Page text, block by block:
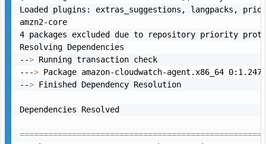
Loaded plugins: extras_suggestions, langpacks,
amzn2-
4 packages excluded due to repository priority
Resolving Dependencies
--> Running transaction check
---> Package amazon-cloudwatch-agent.x86_64
--> Finished Dependency Resolution
Dependencies Resolved
====================================================